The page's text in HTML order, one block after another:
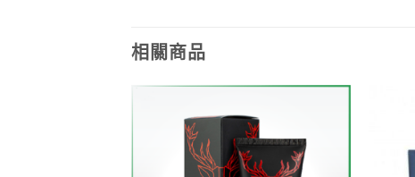
相關商品